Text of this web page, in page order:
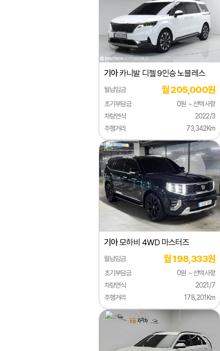
복사
비스
스펙
쎄라
아벨
엑스
엔터
엘란
옵티
카스
콩코
크레
타스
타
타이
기아카니발 디젤 9인승 노블레스
월납입금 월 205,000원
초기부담금
0원 ~ 선택사항
차량연식
2022/3
주행거리
73,342Km
기아모하비 4WD 마스터즈
월납입금 월 198,333원
초기부담금
0원 ~ 선택사항
차량연식
2021/7
주행거리
178,201Km